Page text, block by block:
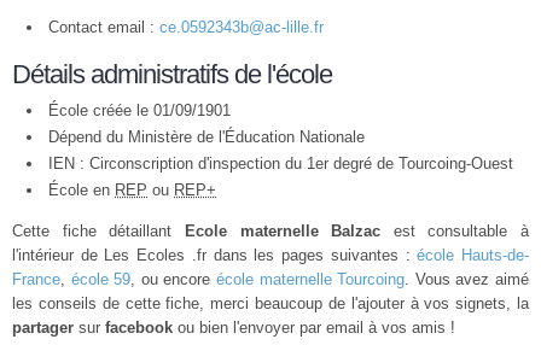
Contact email : ce.0592343b@ac-lille.fr
Détails administratifs de l'école
École créée le 01/09/1901
Dépend du Ministère de l'Éducation Nationale
IEN : Circonscription d'inspection du 1er degré de Tourcoing-Ouest
École en REP ou REP+
Cette fiche détaillant Ecole maternelle Balzac est consultable à
l'intérieur de Les Ecoles .fr dans les pages suivantes :école Hauts-de-
France, école 59, ou encoreécole maternelle Tourcoing. Vous avez aimé
les conseils de cette fiche, merci beaucoup de l'ajouter à vos signets, la
partager sur facebook ou bien l'envoyer par email à vos amis !